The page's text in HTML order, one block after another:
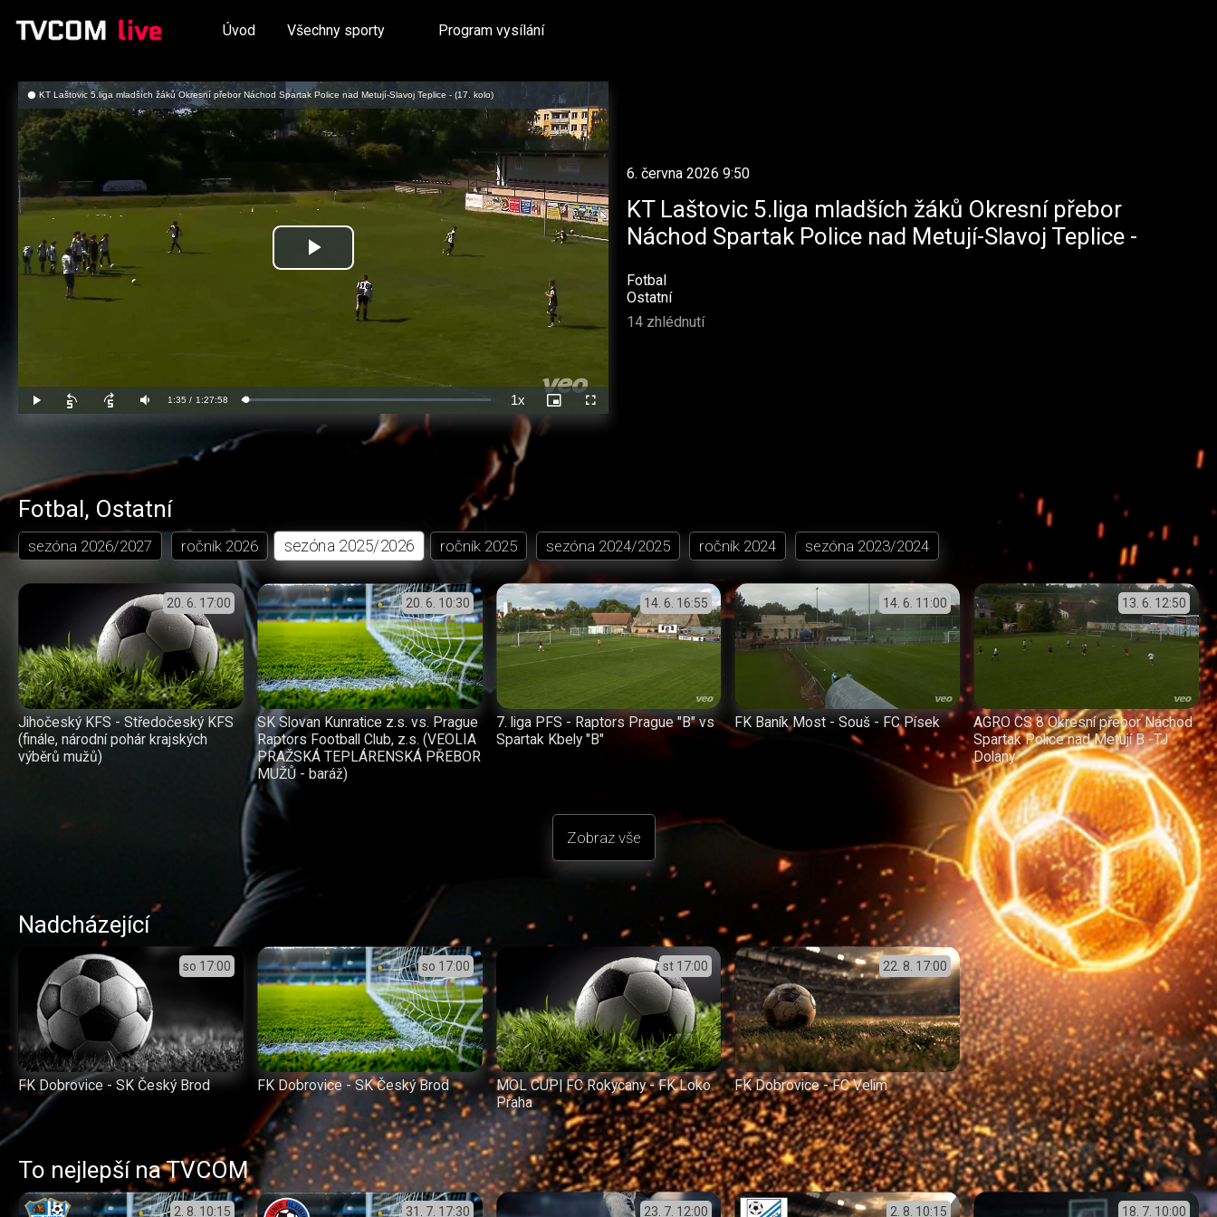
Úvod Všechny sporty Program vysílání
Přehrát
video
Přehrát
Posunout
dozadu
Posunout
dopředu
ZtlumitAktuální
1:35 / Doba
1:27:58 Načteno:
1xRychlost
přehrávání
Picture-
Celá
obrazovka
KT Laštovic 5.liga mladších žáků Okresní přebor Náchod Spartak Police nad Metují-Slavoj Teplice - (17. kolo)
6. června 2026 9:50
KT Laštovic 5.liga mladších žáků Okresní přebor
Náchod Spartak Police nad Metují-Slavoj Teplice -
Fotbal
Ostatní
14 zhlédnutí
Fotbal, Ostatní
sezóna 2026/2027 ročník 2026 sezóna 2025/2026 ročník 2025 sezóna 2024/2025 ročník 2024 sezóna 2023/2024
20. 6. 17:00
Jihočeský KFS - Středočeský KFS
(finále, národní pohár krajských
výběrů mužů)
20. 6. 10:30
SK Slovan Kunratice z.s. vs. Prague
Raptors Football Club, z.s. (VEOLIA
PRAŽSKÁ TEPLÁRENSKÁ PŘEBOR
MUŽŮ - baráž)
14. 6. 16:55
7. liga PFS - Raptors Prague "B" vs
Spartak Kbely "B"
14. 6. 11:00
FK Baník Most - Souš - FC Písek
13. 6. 12:50
AGRO CS 8 Okresní přebor Náchod
Spartak Police nad Metují B -TJ
Dolany
Zobraz vše
Nadcházející
so 17:00
FK Dobrovice - SK Český Brod
so 17:00
FK Dobrovice - SK Český Brod
st 17:00
MOL CUP| FC Rokycany - FK Loko
Praha
22. 8. 17:00
FK Dobrovice - FC Velim
To nejlepší na TVCOM
2. 8. 10:15 31. 7. 17:30 23. 7. 12:00 2. 8. 10:15 18. 7. 10:00